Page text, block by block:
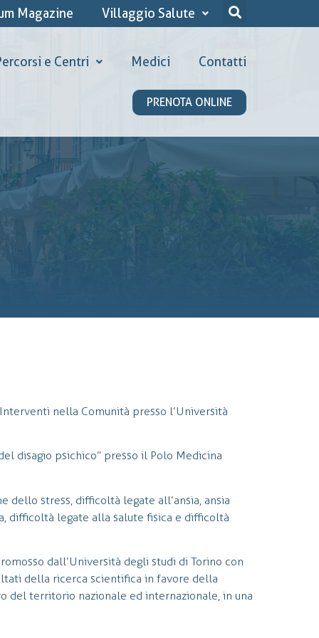
Magazine Villaggio Salute
e Centri Medici Contatti
PRENOTA ONLINE
nella Comunità presso l’Università
disagio psichico” presso il Polo Medicina
dello stress, difficoltà legate all’ansia, ansia
difficoltà legate alla salute fisica e difficoltà
dall’Università degli studi di Torino con
della ricerca scientifica in favore della
del territorio nazionale ed internazionale, in una